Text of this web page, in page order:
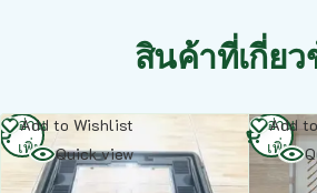
สินค้าที่เกี่ยว
Add to Wishlist
Quick view
อ่าน
เพิ่ม
Add
อ่าน
เพิ่ม